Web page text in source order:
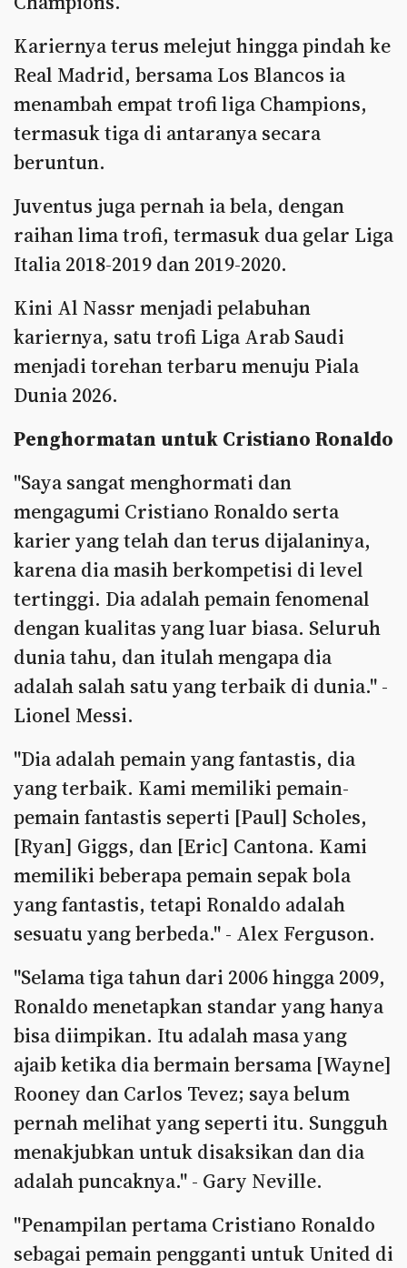
Kariernya terus melejut hingga pindah ke
Real Madrid, bersama Los Blancos ia
menambah empat trofi liga Champions,
termasuk tiga di antaranya secara
beruntun.
Juventus juga pernah ia bela, dengan
raihan lima trofi, termasuk dua gelar Liga
Italia 2018-2019 dan 2019-2020.
Kini Al Nassr menjadi pelabuhan
kariernya, satu trofi Liga Arab Saudi
menjadi torehan terbaru menuju Piala
Dunia 2026.
Penghormatan untuk Cristiano Ronaldo
"Saya sangat menghormati dan
mengagumi Cristiano Ronaldo serta
karier yang telah dan terus dijalaninya,
karena dia masih berkompetisi di level
tertinggi. Dia adalah pemain fenomenal
dengan kualitas yang luar biasa. Seluruh
dunia tahu, dan itulah mengapa dia
adalah salah satu yang terbaik di dunia." -
Lionel Messi.
"Dia adalah pemain yang fantastis, dia
yang terbaik. Kami memiliki pemain-
pemain fantastis seperti [Paul] Scholes,
[Ryan] Giggs, dan [Eric] Cantona. Kami
memiliki beberapa pemain sepak bola
yang fantastis, tetapi Ronaldo adalah
sesuatu yang berbeda." - Alex Ferguson.
"Selama tiga tahun dari 2006 hingga 2009,
Ronaldo menetapkan standar yang hanya
bisa diimpikan. Itu adalah masa yang
ajaib ketika dia bermain bersama [Wayne]
Rooney dan Carlos Tevez; saya belum
pernah melihat yang seperti itu. Sungguh
menakjubkan untuk disaksikan dan dia
adalah puncaknya." - Gary Neville.
"Penampilan pertama Cristiano Ronaldo
sebagai pemain pengganti untuk United di